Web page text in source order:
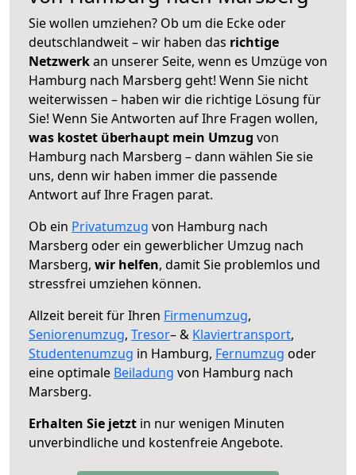
Sie wollen umziehen? Ob um die Ecke oder
deutschlandweit – wir haben das richtige
Netzwerkan unserer Seite, wenn es Umzüge von
Hamburg nach Marsberg geht! Wenn Sie nicht
weiterwissen – haben wir die richtige Lösung für
Sie! Wenn Sie Antworten auf Ihre Fragen wollen,
was kostet überhaupt mein Umzug von
Hamburg nach Marsberg – dann wählen Sie sie
uns, denn wir haben immer die passende
Antwort auf Ihre Fragen parat.
Ob ein Privatumzug von Hamburg nach
Marsberg oder ein gewerblicher Umzug nach
Marsberg, wir helfen, damit Sie problemlos und
stressfrei umziehen können.
Allzeit bereit für Ihren Firmenumzug,
Seniorenumzug, Tresor– & Klaviertransport,
Studentenumzug in Hamburg, Fernumzug oder
eine optimale Beiladung von Hamburg nach
Marsberg.
Erhalten Sie jetzt in nur wenigen Minuten
unverbindliche und kostenfreie Angebote.